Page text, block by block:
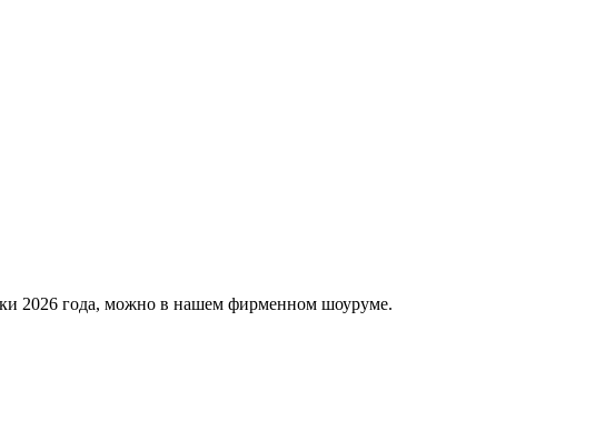
2026 года, можно в нашем фирменном шоуруме.